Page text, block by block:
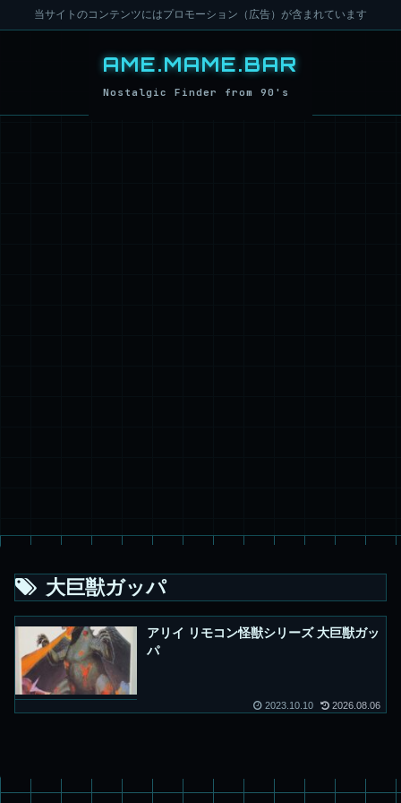
当サイトのコンテンツにはプロモーション（広告）が含まれています
大巨獣ガッパ
アリイ リモコン怪獣シリーズ 大巨獣ガッ
パ
2023.10.10 2026.08.06